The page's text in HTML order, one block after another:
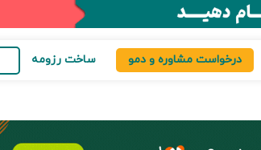
درخواست مشاوره و دمو ساخت رزومه